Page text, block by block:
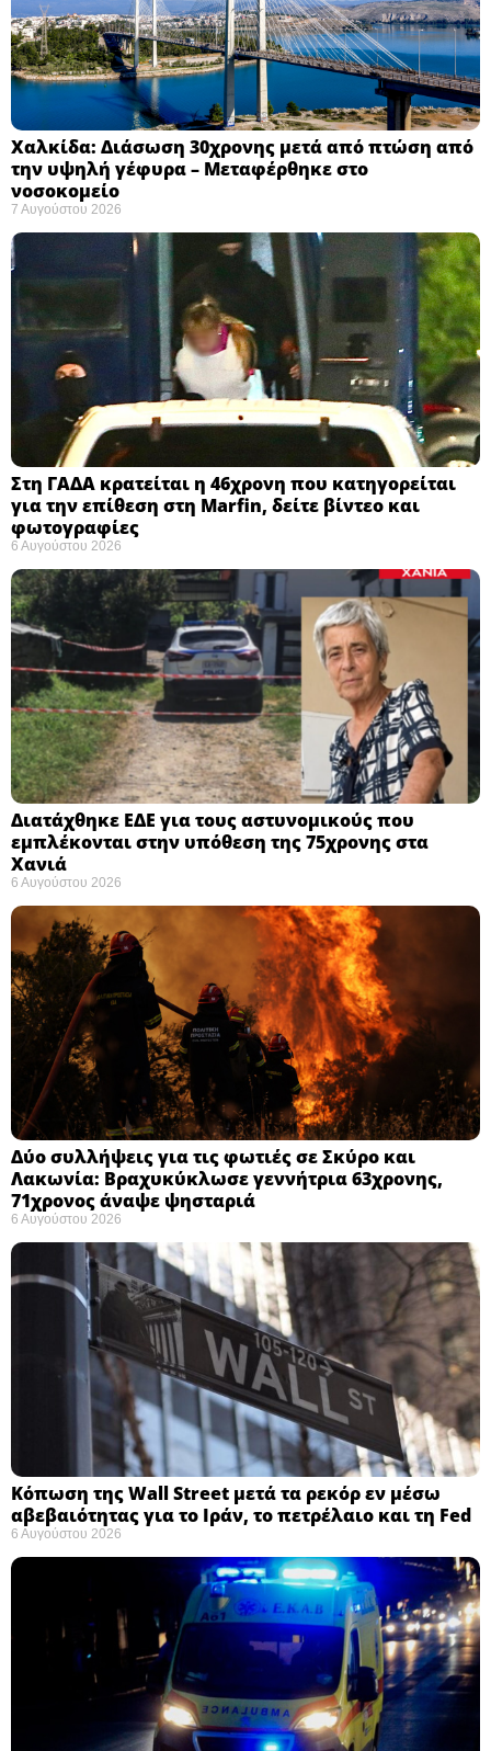
Χαλκίδα: Διάσωση 30χρονης μετά από πτώση από
την υψηλή γέφυρα – Μεταφέρθηκε στο
νοσοκομείο ​
7 Αυγούστου 2026
Στη ΓΑΔΑ κρατείται η 46χρονη που κατηγορείται
για την επίθεση στη Marfin, δείτε βίντεο και
φωτογραφίες
6 Αυγούστου 2026
Διατάχθηκε ΕΔΕ για τους αστυνομικούς που
εμπλέκονται στην υπόθεση της 75χρονης στα
Χανιά
6 Αυγούστου 2026
Δύο συλλήψεις για τις φωτιές σε Σκύρο και
Λακωνία: Βραχυκύκλωσε γεννήτρια 63χρονης,
71χρονος άναψε ψησταριά
6 Αυγούστου 2026
Κόπωση της Wall Street μετά τα ρεκόρ εν μέσω
αβεβαιότητας για το Ιράν, το πετρέλαιο και τη Fed
6 Αυγούστου 2026